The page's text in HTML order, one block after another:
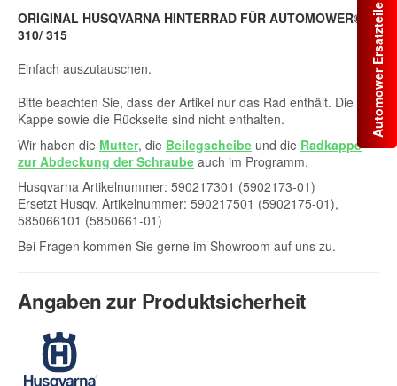
Automower Ersatzteile
ORIGINAL HUSQVARNA HINTERRAD FÜR AUTOMOWER®
310/ 315
Einfach auszutauschen.
Bitte beachten Sie, dass der Artikel nur das Rad enthält. Die
Kappe sowie die Rückseite sind nicht enthalten.
Wir haben die Mutter, die Beilegscheibe und die Radkappe
zur Abdeckung der Schraube auch im Programm.
Husqvarna Artikelnummer: 590217301 (5902173-01)
Ersetzt Husqv. Artikelnummer: 590217501 (5902175-01),
585066101 (5850661-01)
Bei Fragen kommen Sie gerne im Showroom auf uns zu.
Angaben zur Produktsicherheit